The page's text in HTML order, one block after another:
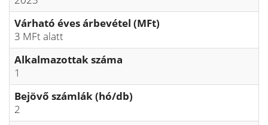
Várható éves árbevétel (MFt)
3 MFt alatt
Alkalmazottak száma
1
Bejövő számlák (hó/db)
2